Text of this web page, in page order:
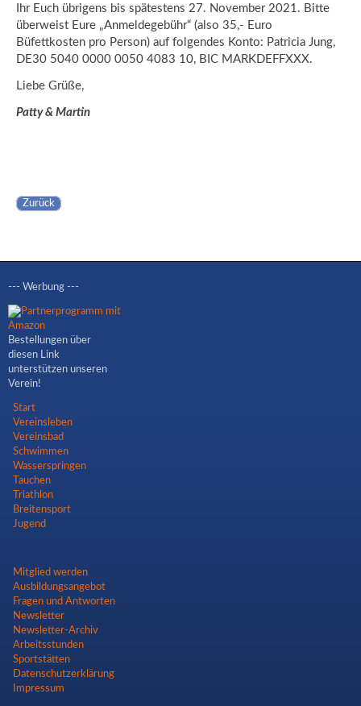
Ihr Euch übrigens bis spätestens 27. November 2021. Bitte
überweist Eure „Anmeldegebühr“ (also 35,- Euro
Büfettkosten pro Person) auf folgendes Konto: Patricia Jung,
DE30 5040 0000 0050 4083 10, BIC MARKDEFFXXX.
Liebe Grüße,
Patty & Martin
Zurück
--- Werbung ---
Bestellungen über
diesen Link
unterstützen unseren
Verein!
Navigation
überspringen
Start
Vereinsleben
Vereinsbad
Schwimmen
Wasserspringen
Tauchen
Triathlon
Breitensport
Jugend
Navigation
überspringen
Mitglied werden
Ausbildungsangebot
Fragen und Antworten
Newsletter
Newsletter-Archiv
Arbeitsstunden
Sportstätten
Datenschutzerklärung
Impressum